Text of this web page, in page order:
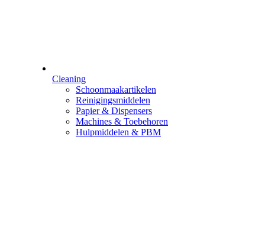
Cleaning
Schoonmaakartikelen
Reinigingsmiddelen
Papier & Dispensers
Machines & Toebehoren
Hulpmiddelen & PBM